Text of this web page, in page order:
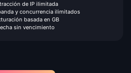
de IP ilimitada
y concurrencia ilimitados
basada en GB
sin vencimiento